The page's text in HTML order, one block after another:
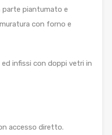
parte piantumato e
con forno e
infissi con doppi vetri in
accesso diretto.